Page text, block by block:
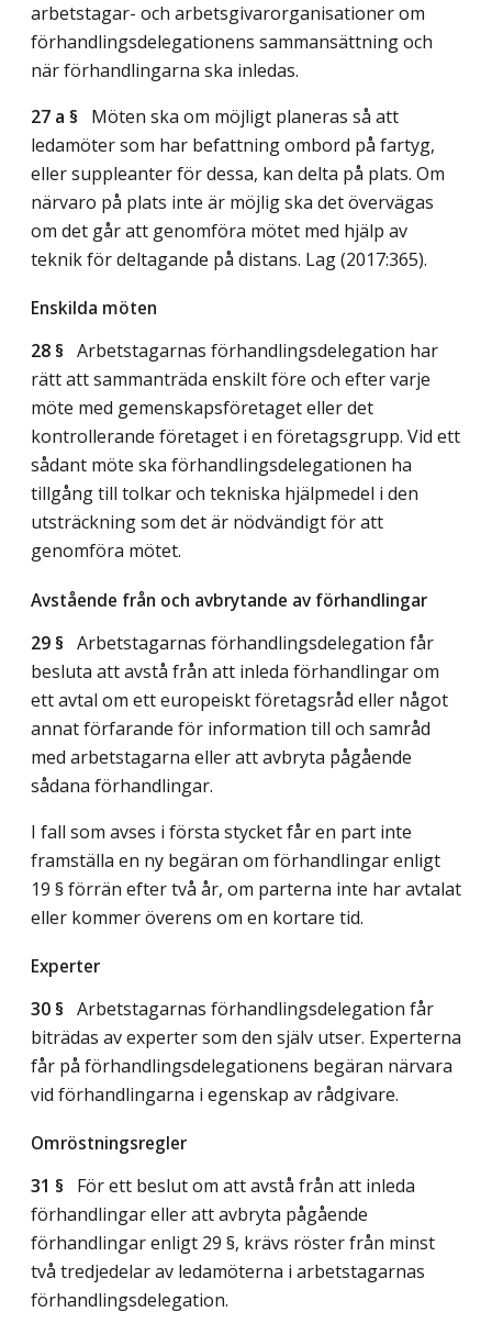
arbetstagar- och arbetsgivarorganisationer om
förhandlingsdelegationens sammansättning och
när förhandlingarna ska inledas.
27 a § Möten ska om möjligt planeras så att
ledamöter som har befattning ombord på fartyg,
eller suppleanter för dessa, kan delta på plats. Om
närvaro på plats inte är möjlig ska det övervägas
om det går att genomföra mötet med hjälp av
teknik för deltagande på distans. Lag (2017:365).
Enskilda möten
28 § Arbetstagarnas förhandlingsdelegation har
rätt att sammanträda enskilt före och efter varje
möte med gemenskapsföretaget eller det
kontrollerande företaget i en företagsgrupp. Vid ett
sådant möte ska förhandlingsdelegationen ha
tillgång till tolkar och tekniska hjälpmedel i den
utsträckning som det är nödvändigt för att
genomföra mötet.
Avstående från och avbrytande av förhandlingar
29 § Arbetstagarnas förhandlingsdelegation får
besluta att avstå från att inleda förhandlingar om
ett avtal om ett europeiskt företagsråd eller något
annat förfarande för information till och samråd
med arbetstagarna eller att avbryta pågående
sådana förhandlingar.
I fall som avses i första stycket får en part inte
framställa en ny begäran om förhandlingar enligt
19 § förrän efter två år, om parterna inte har avtalat
eller kommer överens om en kortare tid.
Experter
30 § Arbetstagarnas förhandlingsdelegation får
biträdas av experter som den själv utser. Experterna
får på förhandlingsdelegationens begäran närvara
vid förhandlingarna i egenskap av rådgivare.
Omröstningsregler
31 § För ett beslut om att avstå från att inleda
förhandlingar eller att avbryta pågående
förhandlingar enligt 29 §, krävs röster från minst
två tredjedelar av ledamöterna i arbetstagarnas
förhandlingsdelegation.